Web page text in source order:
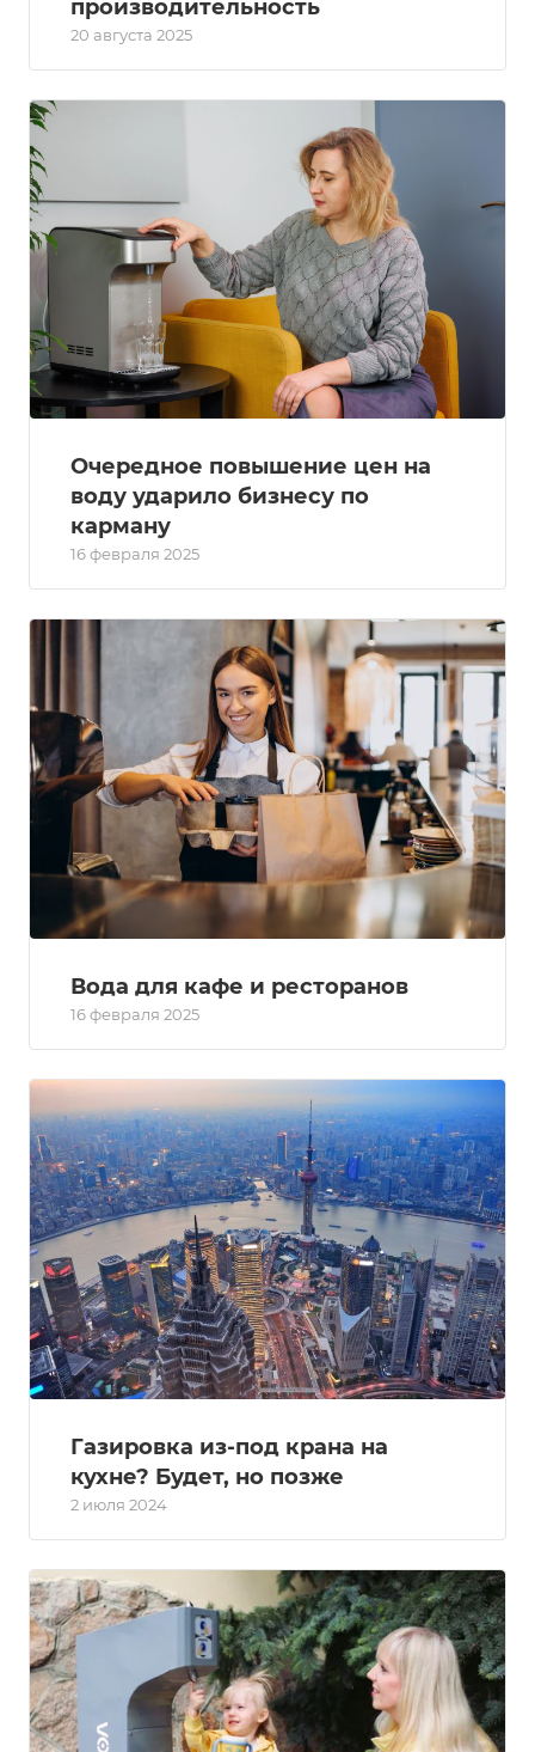
производительность
20 августа 2025
Очередное повышение цен на
воду ударило бизнесу по
карману
16 февраля 2025
Вода для кафе и ресторанов
16 февраля 2025
Газировка из-под крана на
кухне? Будет, но позже
2 июля 2024